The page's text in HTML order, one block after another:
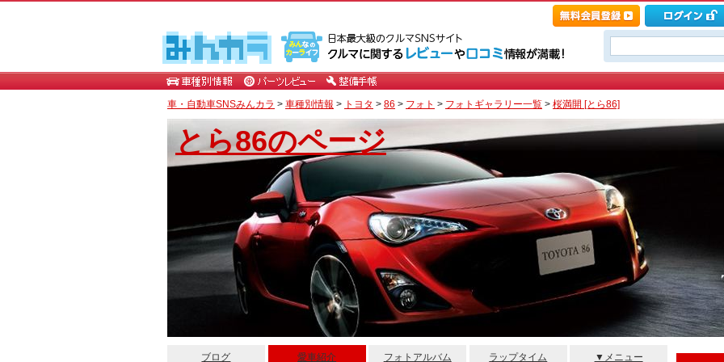
車・自動車SNSみんカラ > 車種別情報 > トヨタ > 86 > フォト > フォトギャラリー一覧 > 桜満開 [とら86]
とら86のページ
ブログ 愛車紹介 フォトアルバム ラップタイム ▼メニュー